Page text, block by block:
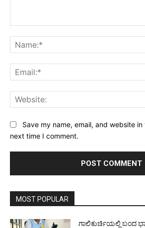
Save my name, email, and website
next time I comment.
MOST POPULAR
ಗಾಲಿಕುರ್ಚಿಯಲ್ಲಿ ಬಂದ